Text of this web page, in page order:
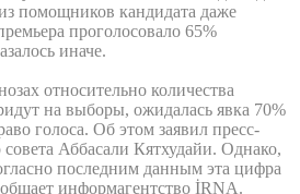
помощников кандидата даже
проголосовало 65%
иначе.
относительно количества
на выборы, ожидалась явка 70%
голоса. Об этом заявил пресс-
совета Аббасали Кятхудайи. Однако,
последним данным эта цифра
информагентство İRNA.